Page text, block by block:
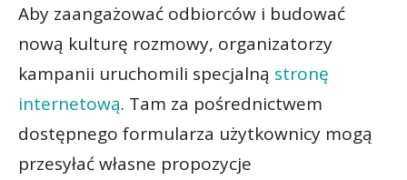
Aby zaangażować odbiorców i budować
nową kulturę rozmowy, organizatorzy
kampanii uruchomili specjalną stronę
internetową. Tam za pośrednictwem
dostępnego formularza użytkownicy mogą
przesyłać własne propozycje